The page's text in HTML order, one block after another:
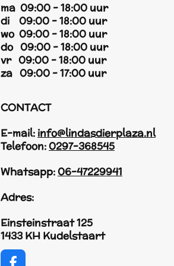
ma 09:00 - 18:00 uur
di 09:00 - 18:00 uur
wo 09:00 - 18:00 uur
do 09:00 - 18:00 uur
vr 09:00 - 18:00 uur
za 09:00 - 17:00 uur
CONTACT
E-mail: info@lindasdierplaza.nl
Telefoon:0297-368545
Whatsapp:06-47229941
Adres:
Einsteinstraat 125
1433 KH Kudelstaart